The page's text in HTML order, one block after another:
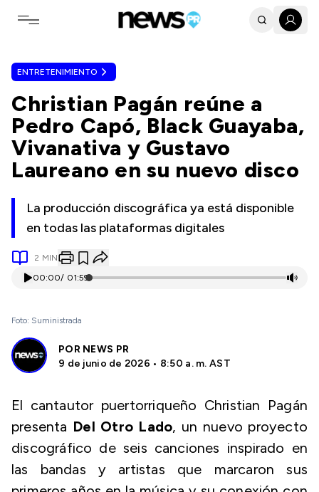
Toggle navigation menu
ENTRETENIMIENTO
Christian Pagán reúne a
Pedro Capó, Black Guayaba,
Vivanativa y Gustavo
Laureano en su nuevo disco
La producción discográfica ya está disponible
en todas las plataformas digitales
2 MIN
00:00/ 01:59
Foto: Suministrada
POR NEWS PR
9 de junio de 2026 • 8:50 a. m. AST
El cantautor puertorriqueño Christian Pagán
presenta Del Otro Lado, un nuevo proyecto
discográfico de seis canciones inspirado en
las bandas y artistas que marcaron sus